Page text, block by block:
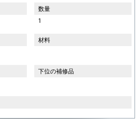
数量
1
材料
下位の補修品